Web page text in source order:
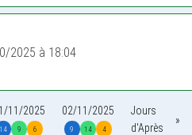
2025 à 18:04
11/2025
14 9 6
02/11/2025
9 14 4
Jours
d'Après